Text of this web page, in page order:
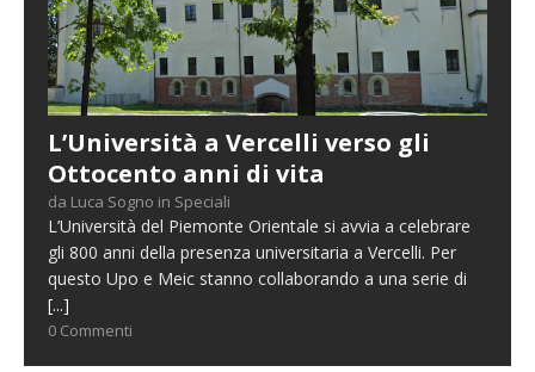
L’Università a Vercelli verso gli
Ottocento anni di vita
da Luca Sogno in Speciali
L’Università del Piemonte Orientale si avvia a celebrare
gli 800 anni della presenza universitaria a Vercelli. Per
questo Upo e Meic stanno collaborando a una serie di
[...]
0 Commenti